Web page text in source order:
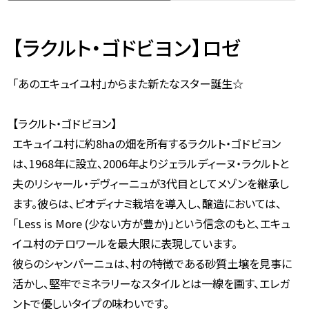
【ラクルト・ゴドビヨン】ロゼ
「あのエキュイユ村」からまた新たなスター誕生☆
【ラクルト・ゴドビヨン】
エキュイユ村に約8haの畑を所有するラクルト・ゴドビヨン
は、1968年に設立、2006年よりジェラルディーヌ・ラクルトと
夫のリシャール・デヴィーニュが3代目としてメゾンを継承し
ます。彼らは、ビオディナミ栽培を導入し、醸造においては、
「Less is More (少ない方が豊か)」という信念のもと、エキュ
イユ村のテロワールを最大限に表現しています。
彼らのシャンパーニュは、村の特徴である砂質土壌を見事に
活かし、堅牢でミネラリーなスタイルとは一線を画す、エレガ
ントで優しいタイプの味わいです。